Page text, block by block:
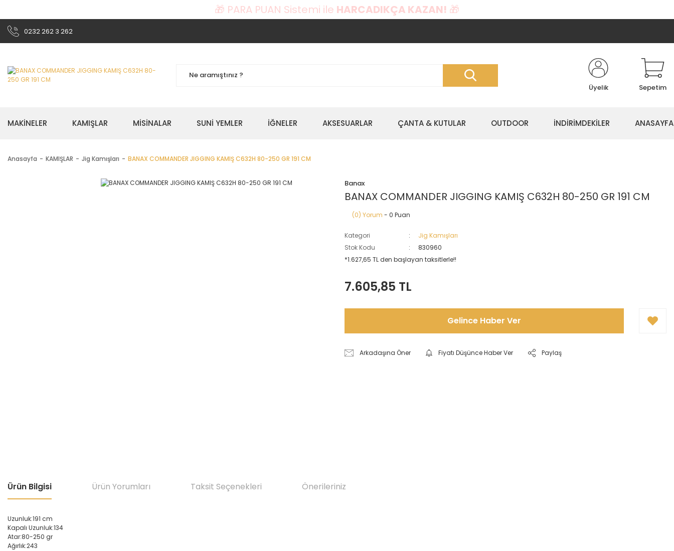
🎁 PARA PUAN Sistemi ile HARCADIKÇA KAZAN! 🎁
0232 262 3 262
Üyelik Sepetim
MAKİNELER KAMIŞLAR MİSİNALAR SUNİ YEMLER İĞNELER AKSESUARLAR ÇANTA & KUTULAR OUTDOOR İNDİRİMDEKİLER ANASAYFA
Anasayfa KAMIŞLAR Jig Kamışları BANAX COMMANDER JIGGING KAMIŞ C632H 80-250 GR 191 CM
Banax
BANAX COMMANDER JIGGING KAMIŞ C632H 80-250 GR 191 CM
(0) Yorum - 0 Puan
Kategori
Jig Kamışları
Stok Kodu
830960
*1.627,65 TL den başlayan taksitlerle!!
7.605,85 TL
Gelince Haber Ver
Arkadaşına Öner Fiyatı Düşünce Haber Ver Paylaş
Ürün Bilgisi Ürün Yorumları Taksit Seçenekleri Önerileriniz
Uzunluk:191 cm
Kapalı Uzunluk:134
Atar:80-250 gr
Ağırlık:243